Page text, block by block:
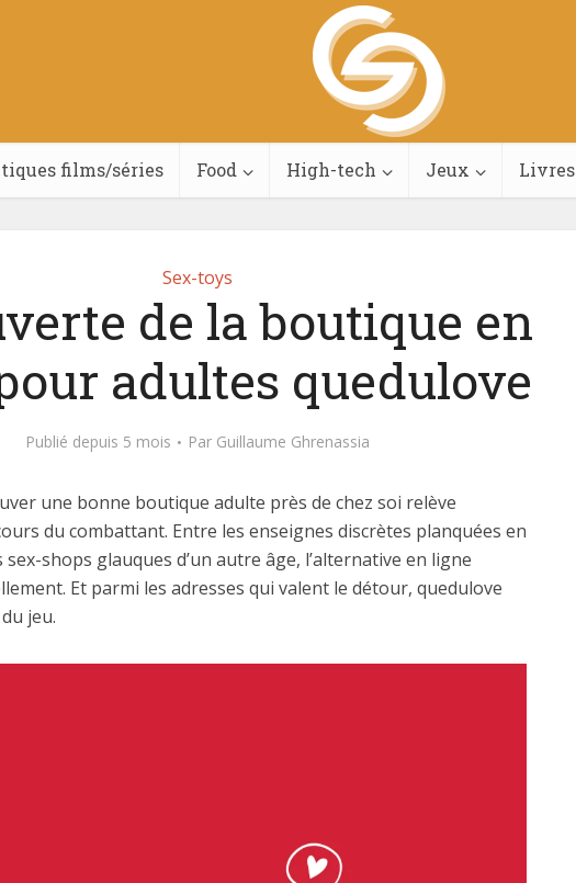
films/séries Food High-tech Jeux Livres
Sex-toys
de la boutique en
adultes quedulove
Publié depuis 5 mois Par Guillaume Ghrenassia
une bonne boutique adulte près de chez soi relève
du combattant. Entre les enseignes discrètes planquées en
shops glauques d’un autre âge, l’alternative en ligne
Et parmi les adresses qui valent le détour, quedulove
jeu.